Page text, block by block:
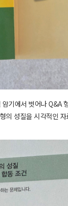
기에서 벗어나 Q&A
성질을 시각적인